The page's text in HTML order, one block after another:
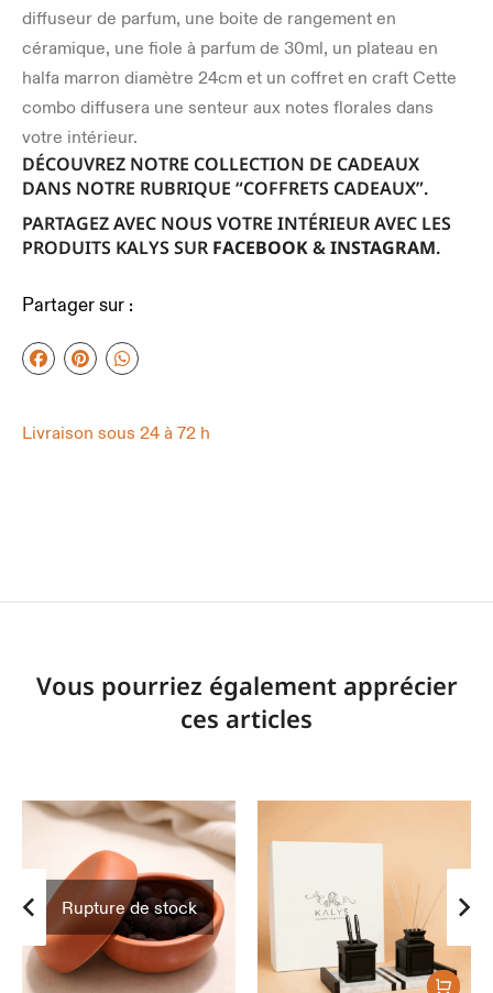
diffuseur de parfum, une boite de rangement en
céramique, une fiole à parfum de 30ml, un plateau en
halfa marron diamètre 24cm et un coffret en craft Cette
combo diffusera une senteur aux notes florales dans
votre intérieur.
DÉCOUVREZ NOTRE COLLECTION DE CADEAUX
DANS NOTRE RUBRIQUE “COFFRETS CADEAUX”.
PARTAGEZ AVEC NOUS VOTRE INTÉRIEUR AVEC LES
PRODUITS KALYS SUR FACEBOOK&INSTAGRAM.
Partager sur :
Livraison sous 24 à 72 h
Vous pourriez également apprécier
ces articles
Rupture de stock